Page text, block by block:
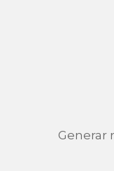
Generar